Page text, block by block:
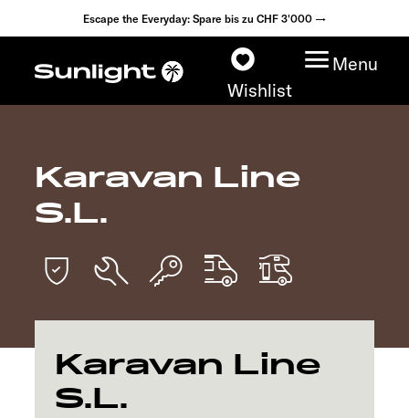
Escape the Everyday: Spare bis zu CHF 3'000 →
Wishlist
Menu
Modelle
Fahrzeugfinder
Explore
Karavan Line
S.L.
Karavan Line
S.L.